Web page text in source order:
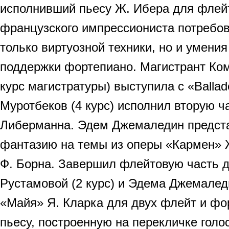
исполнивший пьесу Ж. Ибера для
французского импрессиониста
только виртуозной техники, но и
поддержки фортепиано. Магистрант
курс магистратуры) выступила с
Муротбеков (4 курс) исполнил вторую
Либерманна. Эдем Джемаледин
фантазию на темы из оперы «Кармен»
Ф. Борна. Завершил флейтовую часть
Рустамовой (2 курс) и Эдема
«Майя» Я. Кларка для двух флейт и
пьесу, построенную на перекличке